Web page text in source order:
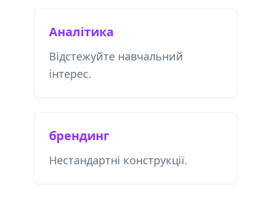
Аналітика
Відстежуйте навчальний
інтерес.
брендинг
Нестандартні конструкції.